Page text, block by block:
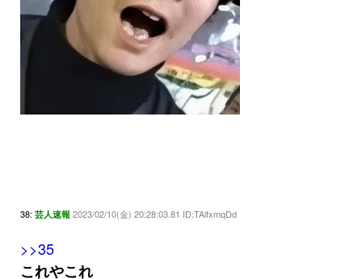
38: 芸人速報 2023/02/10(金) 20:28:03.81 ID:TAlfxmqDd
>>35
これやこれ